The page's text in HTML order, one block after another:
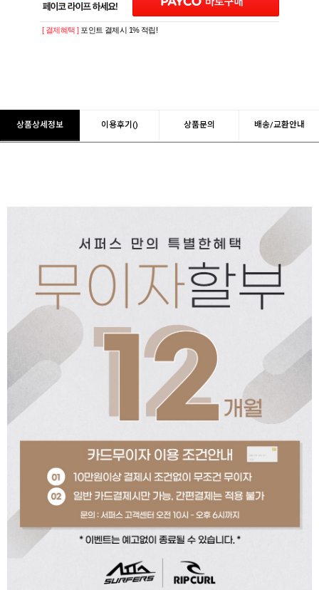
PAYCO 바로구매
[ 결제혜택 ] 포인트 결제시 1% 적립!
상품상세정보 이용후기() 상품문의 배송/교환안내